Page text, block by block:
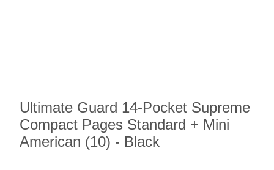
Ultimate Guard 14-Pocket Supreme
Compact Pages Standard + Mini
American (10) - Black